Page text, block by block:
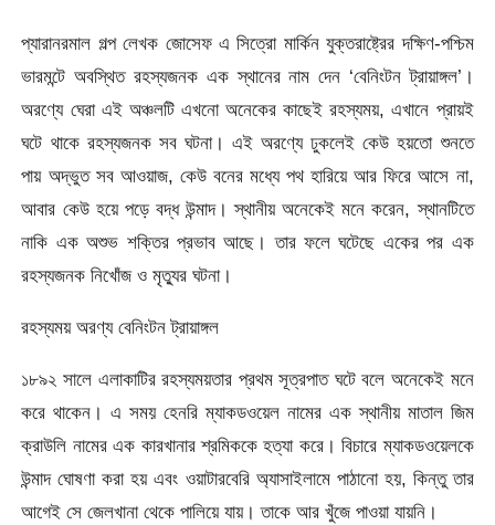
প্যারানরমাল গল্প লেখক জোসেফ এ সিত্রো মার্কিন যুক্তরাষ্ট্রের দক্ষিণ-পশ্চিম
ভারমন্টে অবস্থিত রহস্যজনক এক স্থানের নাম দেন ‘বেনিংটন ট্রায়াঙ্গল’।
অরণ্যে ঘেরা এই অঞ্চলটি এখনো অনেকের কাছেই রহস্যময়, এখানে প্রায়ই
ঘটে থাকে রহস্যজনক সব ঘটনা। এই অরণ্যে ঢুকলেই কেউ হয়তো শুনতে
পায় অদ্ভুত সব আওয়াজ, কেউ বনের মধ্যে পথ হারিয়ে আর ফিরে আসে না,
আবার কেউ হয়ে পড়ে বদ্ধ উন্মাদ। স্থানীয় অনেকেই মনে করেন, স্থানটিতে
নাকি এক অশুভ শক্তির প্রভাব আছে। তার ফলে ঘটেছে একের পর এক
রহস্যজনক নিখোঁজ ও মৃত্যুর ঘটনা।
রহস্যময় অরণ্য বেনিংটন ট্রায়াঙ্গল
১৮৯২ সালে এলাকাটির রহস্যময়তার প্রথম সূত্রপাত ঘটে বলে অনেকেই মনে
করে থাকেন। এ সময় হেনরি ম্যাকডওয়েল নামের এক স্থানীয় মাতাল জিম
ক্রাউলি নামের এক কারখানার শ্রমিককে হত্যা করে। বিচারে ম্যাকডওয়েলকে
উন্মাদ ঘোষণা করা হয় এবং ওয়াটারবেরি অ্যাসাইলামে পাঠানো হয়, কিন্তু তার
আগেই সে জেলখানা থেকে পালিয়ে যায়। তাকে আর খুঁজে পাওয়া যায়নি।